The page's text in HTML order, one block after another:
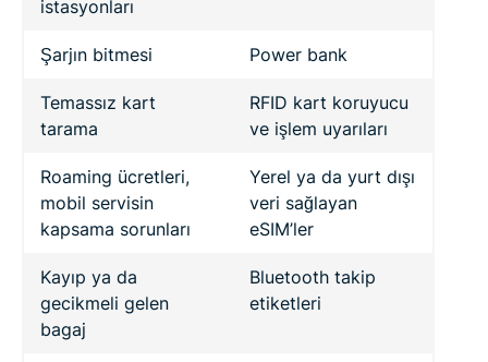
istasyonları
Şarjın bitmesi Power bank
Temassız kart
tarama
RFID kart koruyucu
ve işlem uyarıları
Roaming ücretleri,
mobil servisin
kapsama sorunları
Yerel ya da yurt dışı
veri sağlayan
eSIM’ler
Kayıp ya da
gecikmeli gelen
bagaj
Bluetooth takip
etiketleri